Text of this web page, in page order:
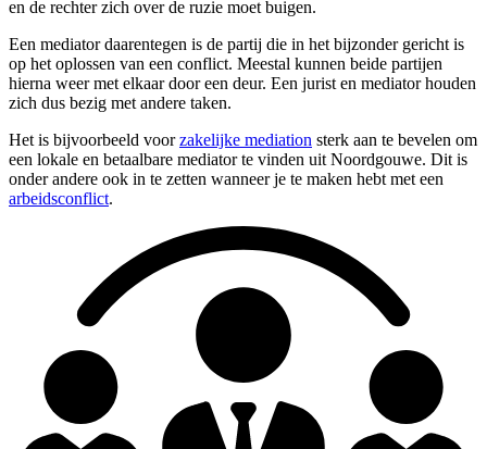
en de rechter zich over de ruzie moet buigen.
Een mediator daarentegen is de partij die in het bijzonder gericht is
op het oplossen van een conflict. Meestal kunnen beide partijen
hierna weer met elkaar door een deur. Een jurist en mediator houden
zich dus bezig met andere taken.
Het is bijvoorbeeld voorzakelijke mediation sterk aan te bevelen om
een lokale en betaalbare mediator te vinden uit Noordgouwe. Dit is
onder andere ook in te zetten wanneer je te maken hebt met een
arbeidsconflict.